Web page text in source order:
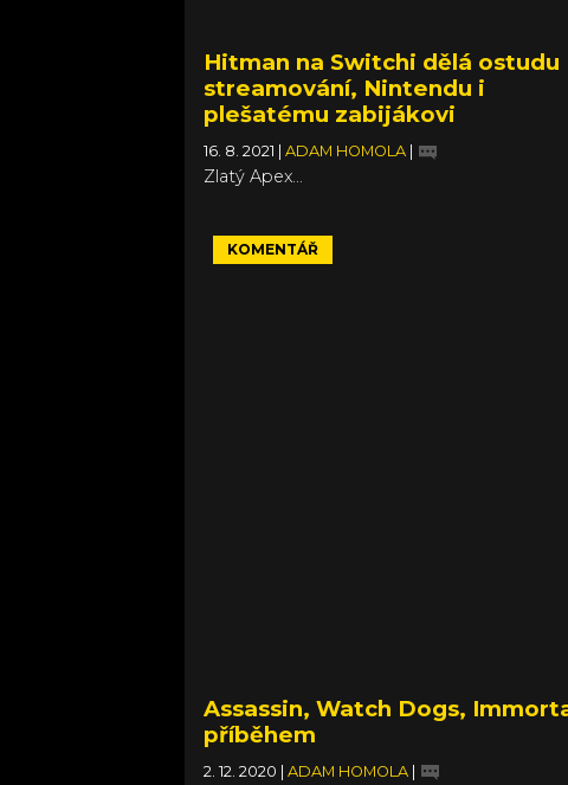
Hitman na Switchi dělá ostudu
streamování, Nintendu i
plešatému zabijákovi
16. 8. 2021 ADAM HOMOLA
Zlatý Apex...
KOMENTÁŘ
Assassin, Watch Dogs,
příběhem
2. 12. 2020 ADAM HOMOLA